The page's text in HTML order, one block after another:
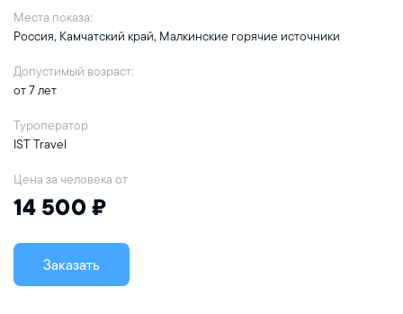
Места показа:
Россия, Камчатский край, Малкинские горячие источники
Допустимый возраст:
от 7 лет
Туроператор
IST Travel
Цена за человека от
14 500 ₽
Заказать